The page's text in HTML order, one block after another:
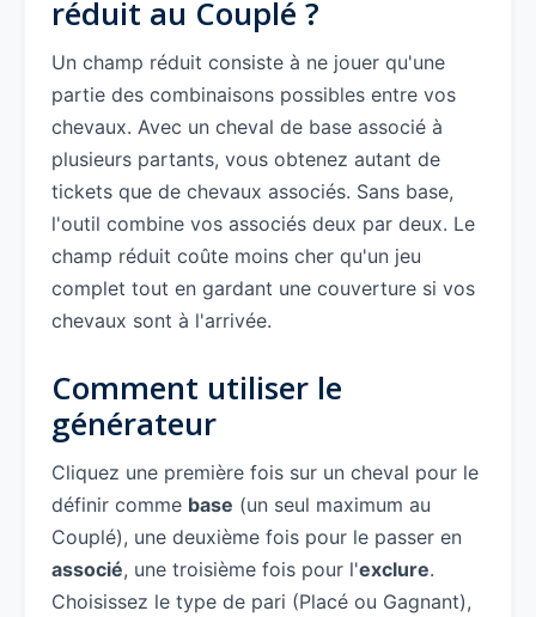
réduit au Couplé ?
Un champ réduit consiste à ne jouer qu'une
partie des combinaisons possibles entre vos
chevaux. Avec un cheval de base associé à
plusieurs partants, vous obtenez autant de
tickets que de chevaux associés. Sans base,
l'outil combine vos associés deux par deux. Le
champ réduit coûte moins cher qu'un jeu
complet tout en gardant une couverture si vos
chevaux sont à l'arrivée.
Comment utiliser le
générateur
Cliquez une première fois sur un cheval pour le
définir comme base (un seul maximum au
Couplé), une deuxième fois pour le passer en
associé, une troisième fois pour l'exclure.
Choisissez le type de pari (Placé ou Gagnant),